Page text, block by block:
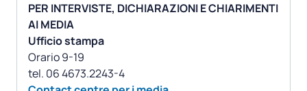
PER INTERVISTE, DICHIARAZIONI E CHIARIMENTI
AI MEDIA
Ufficio stampa
Orario 9-19